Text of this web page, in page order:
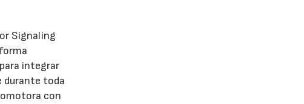
Signaling
integrar
durante toda
con